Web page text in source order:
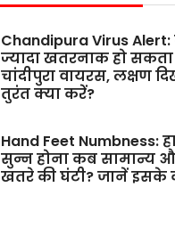
Chandipura Virus Alert:
ज्यादा खतरनाक हो
चांदीपुरा वायरस, लक्षण
तुरंत क्या करें?
Hand Feet Numbness:
सुन्न होना कब सामान्य
खतरे की घंटी? जानें इसके